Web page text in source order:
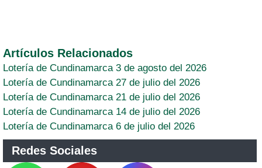
Artículos Relacionados
Lotería de Cundinamarca 3 de agosto del 2026
Lotería de Cundinamarca 27 de julio del 2026
Lotería de Cundinamarca 21 de julio del 2026
Lotería de Cundinamarca 14 de julio del 2026
Lotería de Cundinamarca 6 de julio del 2026
Redes Sociales